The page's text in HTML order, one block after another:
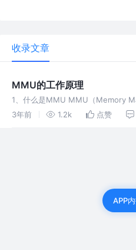
收录文章
MMU的工作原理
1、什么是MMU MMU（Memory
备，通常是集成在CPU内部的一个
3年前 1.2k 点赞
APP